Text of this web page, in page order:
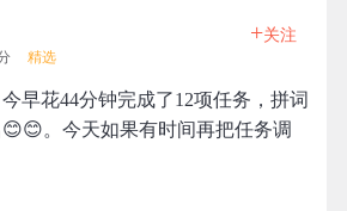
精选
+关注
早花44分钟完成了12项任务，拼词
。今天如果有时间再把任务调